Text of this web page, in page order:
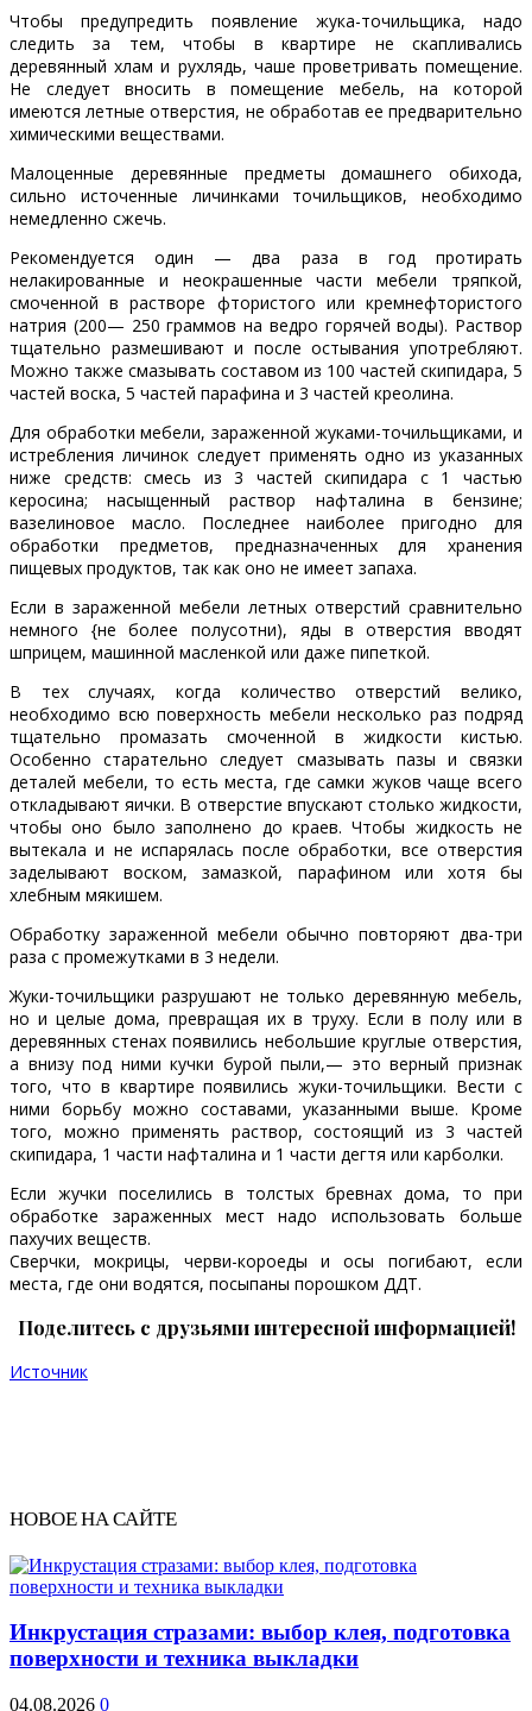
Чтобы предупредить появление жука-точильщика, надо
следить за тем, чтобы в квартире не скапливались
деревянный хлам и рухлядь, чаше проветривать помещение.
Не следует вносить в помещение мебель, на которой
имеются летные отверстия, не обработав ее предварительно
химическими веществами.
Малоценные деревянные предметы домашнего обихода,
сильно источенные личинками точильщиков, необходимо
немедленно сжечь.
Рекомендуется один — два раза в год протирать
нелакированные и неокрашенные части мебели тряпкой,
смоченной в растворе фтористого или кремнефтористого
натрия (200— 250 граммов на ведро горячей воды). Раствор
тщательно размешивают и после остывания употребляют.
Можно также смазывать составом из 100 частей скипидара, 5
частей воска, 5 частей парафина и 3 частей креолина.
Для обработки мебели, зараженной жуками-точильщиками, и
истребления личинок следует применять одно из указанных
ниже средств: смесь из 3 частей скипидара с 1 частью
керосина; насыщенный раствор нафталина в бензине;
вазелиновое масло. Последнее наиболее пригодно для
обработки предметов, предназначенных для хранения
пищевых продуктов, так как оно не имеет запаха.
Если в зараженной мебели летных отверстий сравнительно
немного {не более полусотни), яды в отверстия вводят
шприцем, машинной масленкой или даже пипеткой.
В тех случаях, когда количество отверстий велико,
необходимо всю поверхность мебели несколько раз подряд
тщательно промазать смоченной в жидкости кистью.
Особенно старательно следует смазывать пазы и связки
деталей мебели, то есть места, где самки жуков чаще всего
откладывают яички. В отверстие впускают столько жидкости,
чтобы оно было заполнено до краев. Чтобы жидкость не
вытекала и не испарялась после обработки, все отверстия
заделывают воском, замазкой, парафином или хотя бы
хлебным мякишем.
Обработку зараженной мебели обычно повторяют два-три
раза с промежутками в 3 недели.
Жуки-точильщики разрушают не только деревянную мебель,
но и целые дома, превращая их в труху. Если в полу или в
деревянных стенах появились небольшие круглые отверстия,
а внизу под ними кучки бурой пыли,— это верный признак
того, что в квартире появились жуки-точильщики. Вести с
ними борьбу можно составами, указанными выше. Кроме
того, можно применять раствор, состоящий из 3 частей
скипидара, 1 части нафталина и 1 части дегтя или карболки.
Если жучки поселились в толстых бревнах дома, то при
обработке зараженных мест надо использовать больше
пахучих веществ.
Сверчки, мокрицы, черви-короеды и осы погибают, если
места, где они водятся, посыпаны порошком ДДТ.
Поделитесь с друзьями интересной информацией!
Источник
НОВОЕ НА САЙТЕ
Инкрустация стразами: выбор клея, подготовка
поверхности и техника выкладки
04.08.2026 0